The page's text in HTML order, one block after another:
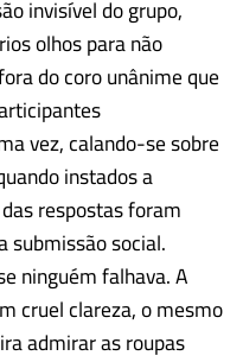
invisível do grupo,
olhos para não
do coro unânime que
vez, calando-se sobre
instados a
respostas foram
submissão social.
ninguém falhava. A
cruel clareza, o mesmo
admirar as roupas